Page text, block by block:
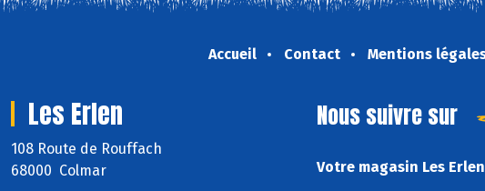
Accueil Contact Mentions
Les Erlen
108 Route de Rouffach
68000 Colmar
Nous suivre sur
Votre magasin Les